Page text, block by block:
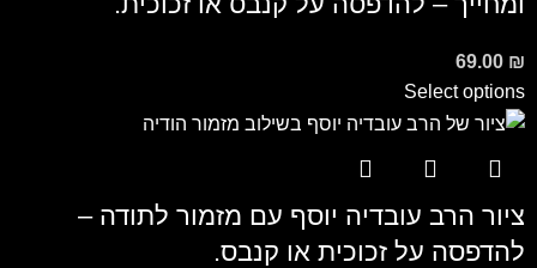
69.00 ₪
Select options
ציור הרב עובדיה יוסף עם מזמור לתודה –
להדפסה על זכוכית או קנבס.